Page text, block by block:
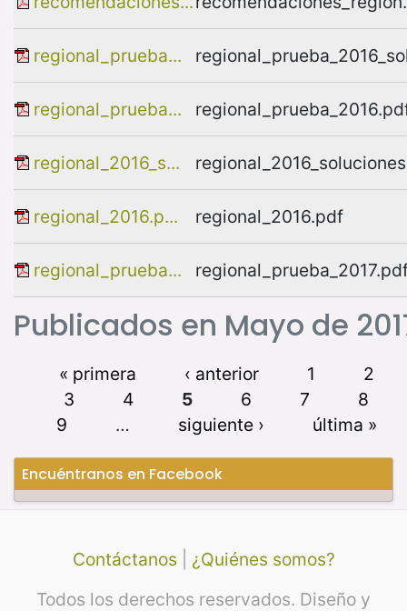
Publicados en Mayo de
regional_prueba...
regional_prueba...
regional_2016_s...
regional_2016.p... regional_2016.pdf
regional_prueba...
« primera ‹ anterior 1
2
3
4 5 6 7
8
9
… siguiente › última »
Encuéntranos en Facebook
Contáctanos
¿Quiénes somos?
Todos los derechos reservados. Diseño y